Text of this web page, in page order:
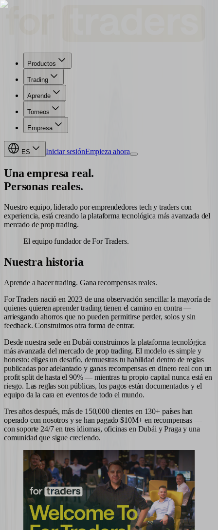
Productos
Trading
Aprende
Torneos
Empresa
ES Iniciar sesiónEmpieza ahora
Una empresa real.
Personas reales.
Nuestro equipo, liderado por emprendedores tech y traders con
experiencia, está creando la plataforma tecnológica más avanzada del
mercado de prop trading.
El equipo fundador de For Traders.
Nuestra historia
Aprende a hacer trading. Gana recompensas reales.
For Traders nació en 2023 de una observación sencilla: la mayoría de
quienes quieren aprender trading tienen el camino en contra —
arriesgando ahorros que no pueden permitirse perder, solos y sin
feedback. Construimos otra forma de entrar.
Desde nuestra sede en Dubái construimos la plataforma tecnológica
más avanzada del mercado de prop trading. El modelo es simple y
honesto: eliges un desafío, demuestras tu habilidad dentro de reglas
publicadas por adelantado y ganas recompensas en dinero real con un
profit split de hasta el 90% — mientras tu propio capital nunca está en
riesgo. Las reglas son públicas, los pagos están documentados y el
equipo da la cara en eventos de todo el mundo.
Tres años después, más de 150,000 clientes en 130+ países han
operado con nosotros y se han pagado $10M+ en recompensas —
con soporte 24/7 en tres idiomas, oficinas en Dubái y Praga y una
comunidad que sigue creciendo.